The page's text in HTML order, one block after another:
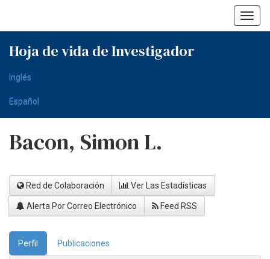
Hoja de vida de Investigador
Inglés
Español
Bacon, Simon L.
Red de Colaboración Ver Las Estadísticas
Alerta Por Correo Electrónico Feed RSS
Perfil Publicaciones